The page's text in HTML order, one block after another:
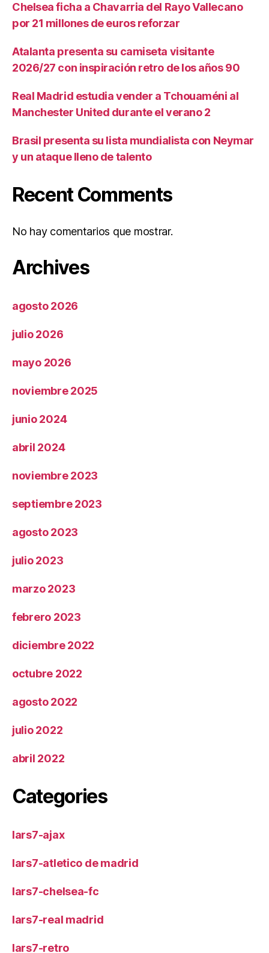
Chelsea ficha a Chavarria del Rayo Vallecano
por 21 millones de euros reforzar
Atalanta presenta su camiseta visitante
2026/27 con inspiración retro de los años 90
Real Madrid estudia vender a Tchouaméni al
Manchester United durante el verano 2
Brasil presenta su lista mundialista con Neymar
y un ataque lleno de talento
Recent Comments
No hay comentarios que mostrar.
Archives
agosto 2026
julio 2026
mayo 2026
noviembre 2025
junio 2024
abril 2024
noviembre 2023
septiembre 2023
agosto 2023
julio 2023
marzo 2023
febrero 2023
diciembre 2022
octubre 2022
agosto 2022
julio 2022
abril 2022
Categories
lars7-ajax
lars7-atletico de madrid
lars7-chelsea-fc
lars7-real madrid
lars7-retro